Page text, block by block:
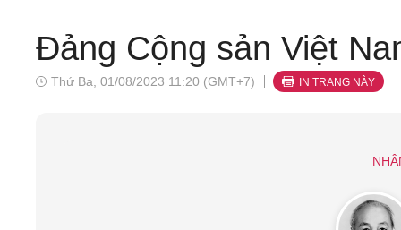
Đảng Cộng sản Việt
Thứ Ba, 01/08/2023 11:20 (GMT+7) IN TRANG NÀY